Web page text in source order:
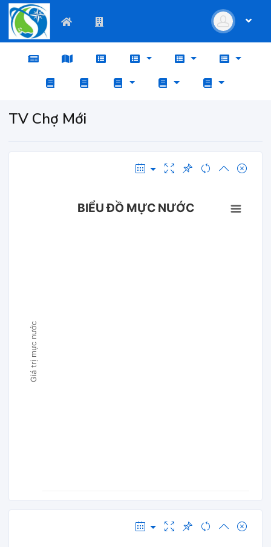
TV Chợ Mới
Giá trị mực nước
BIỂU ĐỒ MỰC NƯỚC